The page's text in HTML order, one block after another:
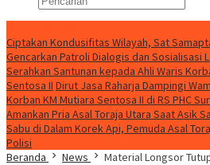
Ciptakan Kondusifitas Wilayah, Sat
Gencarkan Patroli Dialogis dan Sosialisasi
Serahkan Santunan kepada Ahli Waris
Sentosa II Dirut Jasa Raharja Dampingi
Korban KM Mutiara Sentosa II di RS PHC
Amankan Pria Asal Toraja Utara Saat Asik
Sabu di Dalam Korek Api, Pemuda Asal
Polisi
Beranda
News Material Longsor